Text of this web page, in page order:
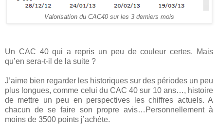
Valorisation du CAC40 sur les 3 derniers mois
Un CAC 40 qui a repris un peu de couleur certes. Mais
qu’en sera-t-il de la suite ?
J’aime bien regarder les historiques sur des périodes un peu
plus longues, comme celui du CAC 40 sur 10 ans…, histoire
de mettre un peu en perspectives les chiffres actuels. A
chacun de se faire son propre avis…Personnellement à
moins de 3500 points j’achète.